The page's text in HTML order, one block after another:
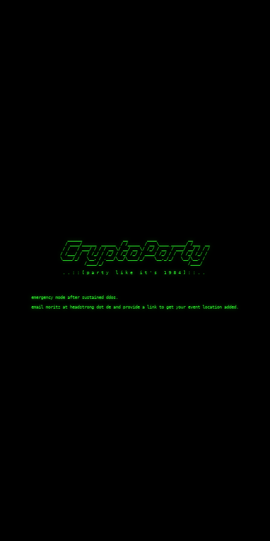
  / ____/______  ______  / /_____  / __ \____ ______/ /___  __
/ /   / ___/ / / / __ \/ __/ __ \/ /_/ / __ `/ ___/ __/ / / /
/ /___/ /  / /_/ / /_/ / /_/ /_/ / ____/ /_/ / /  / /_/ /_/ /
\____/_/   \__, / .___/\__/\____/_/    \__,_/_/   \__/\__, /
          /____/_/                                   /____/
. . : : [ p a r t y   l i k e   i t ' s   1 9 8 4 ] : : . .
emergency mode after sustained ddos.